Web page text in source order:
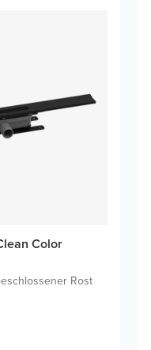
Color
Rost